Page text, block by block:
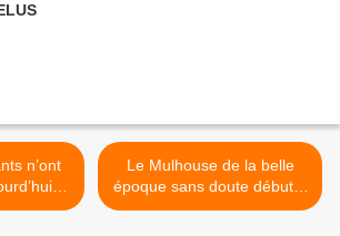
il
2 500 €.
Le Mulhouse de la belle
époque sans doute début...
>